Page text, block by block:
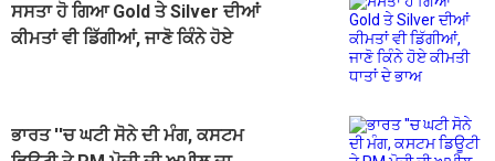
ਸਸਤਾ ਹੋ ਗਿਆ Gold ਤੇ Silver ਦੀਆਂ
ਕੀਮਤਾਂ ਵੀ ਡਿੱਗੀਆਂ, ਜਾਣੋ ਕਿੰਨੇ ਹੋਏ
ਭਾਰਤ ''ਚ ਘਟੀ ਸੋਨੇ ਦੀ ਮੰਗ, ਕਸਟਮ